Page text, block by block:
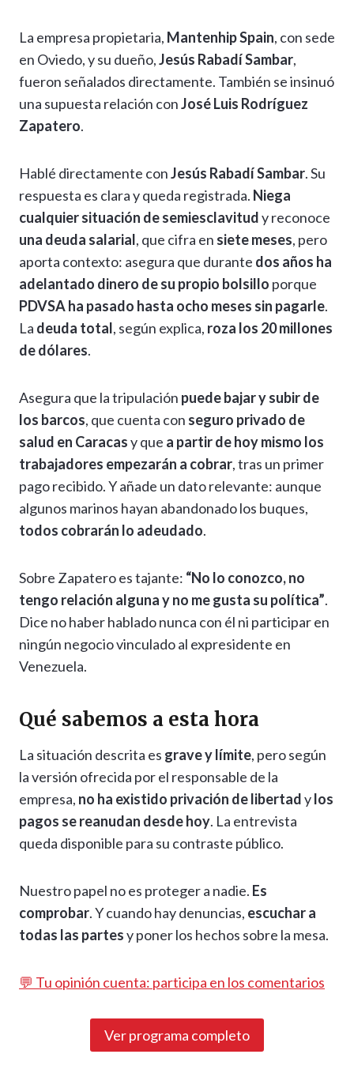
La empresa propietaria, Mantenhip Spain, con sede
en Oviedo, y su dueño,Jesús Rabadí Sambar,
fueron señalados directamente. También se insinuó
una supuesta relación conJosé Luis Rodríguez
Zapatero.
Hablé directamente conJesús Rabadí Sambar. Su
respuesta es clara y queda registrada. Niega
cualquier situación de semiesclavitudy reconoce
una deuda salarial, que cifra en siete meses, pero
aporta contexto: asegura que durante dos años ha
adelantado dinero de su propio bolsillo porque
PDVSA ha pasado hasta ocho meses sin pagarle.
La deuda total, según explica, roza los 20 millones
de dólares.
Asegura que la tripulación puede bajar y subir de
los barcos, que cuenta con seguro privado de
salud en Caracasy que a partir de hoy mismo los
trabajadores empezarán a cobrar, tras un primer
pago recibido. Y añade un dato relevante: aunque
algunos marinos hayan abandonado los buques,
todos cobrarán lo adeudado.
Sobre Zapatero es tajante: “No lo conozco, no
tengo relación alguna y no me gusta su política”.
Dice no haber hablado nunca con él ni participar en
ningún negocio vinculado al expresidente en
Venezuela.
Qué sabemos a esta hora
La situación descrita es grave y límite, pero según
la versión ofrecida por el responsable de la
empresa, no ha existido privación de libertadylos
pagos se reanudan desde hoy. La entrevista
queda disponible para su contraste público.
Nuestro papel no es proteger a nadie. Es
comprobar. Y cuando hay denuncias, escuchar a
todas las partesy poner los hechos sobre la mesa.
💬 Tu opinión cuenta: participa en los comentarios
Ver programa completo